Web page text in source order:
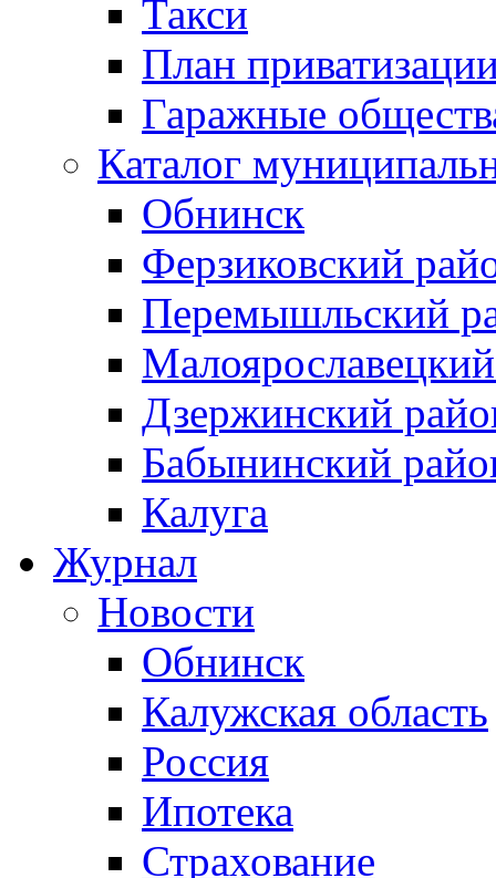
Такси
План
Гаражные
Каталог
Обнинск
Ферзиковский
Перемышльский
Дзержинский
Бабынинский
Калуга
Журнал
Новости
Обнинск
Калужская область
Россия
Ипотека
Страхование